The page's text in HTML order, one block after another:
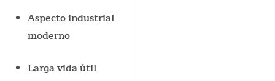
Aspecto industrial
moderno
Larga vida útil